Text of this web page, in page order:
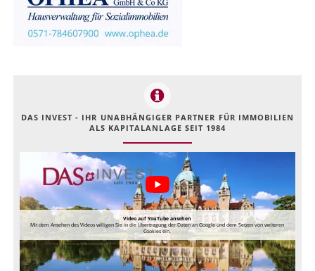
DAS INVEST - IHR UNABHÄNGIGER PARTNER FÜR IMMOBILIEN
ALS KAPITALANLAGE SEIT 1984
Video auf YouTube ansehen
Mit dem Ansehen des Videos willigen Sie in die Übertragung der Daten an Google und dem Setzen von weiteren
Cookies ein.